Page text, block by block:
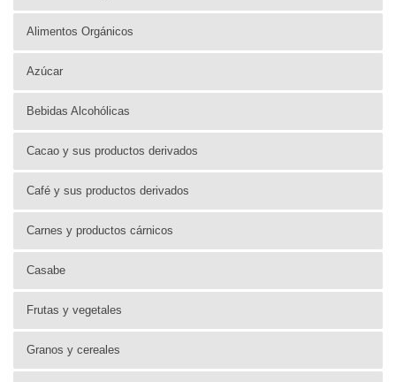
Alimentos Orgánicos
Azúcar
Bebidas Alcohólicas
Cacao y sus productos derivados
Café y sus productos derivados
Carnes y productos cárnicos
Casabe
Frutas y vegetales
Granos y cereales